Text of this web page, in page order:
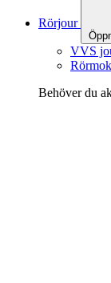
Rörjour
VVS
Behöver du